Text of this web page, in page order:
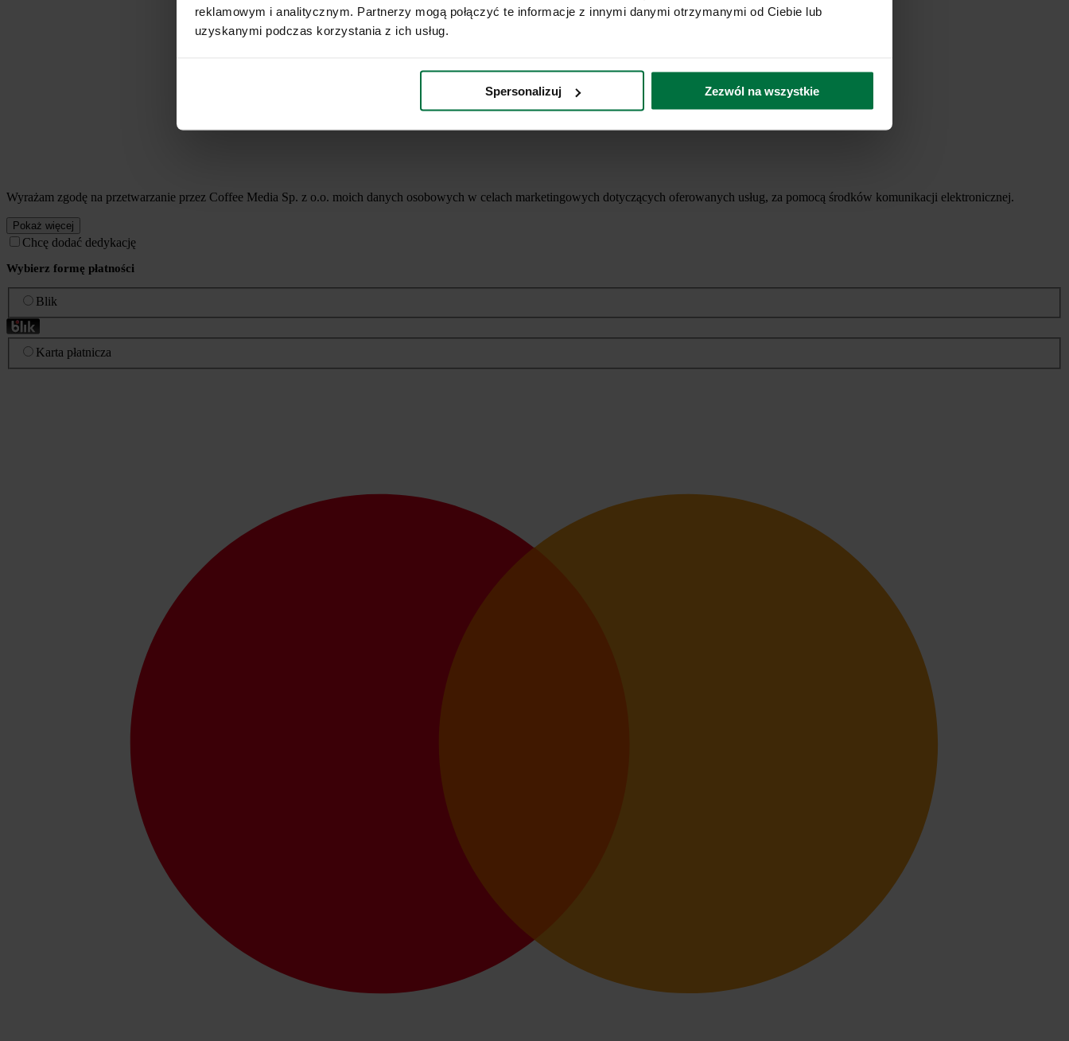
reklamowym i analitycznym. Partnerzy mogą połączyć te informacje z innymi danymi otrzymanymi od Ciebie lub
uzyskanymi podczas korzystania z ich usług.
Spersonalizuj Zezwól na wszystkie
Wyrażam zgodę na przetwarzanie przez Coffee Media Sp. z o.o. moich danych osobowych w celach marketingowych dotyczących oferowanych usług, za pomocą środków komunikacji elektronicznej.
Pokaż więcej
Chcę dodać dedykację
Wybierz formę płatności
Blik
Karta płatnicza